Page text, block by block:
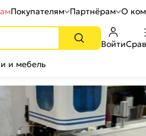
Покупателям Партнёрам О
Войти
и мебель